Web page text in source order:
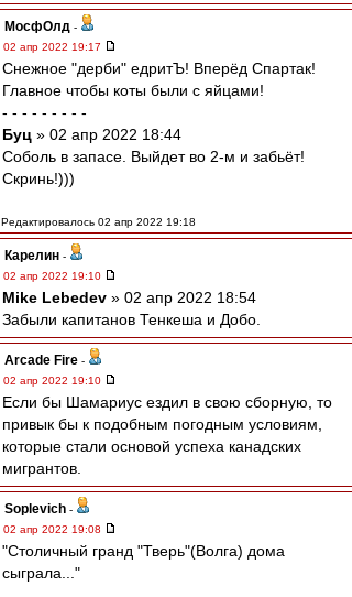
МосфОлд -
02 апр 2022 19:17
Снежное "дерби" едритЪ! Вперёд Спартак!
Главное чтобы коты были с яйцами!
- - - - - - - - -
Буц » 02 апр 2022 18:44
Соболь в запасе. Выйдет во 2-м и забьёт!
Скринь!)))
Редактировалось 02 апр 2022 19:18
Карелин -
02 апр 2022 19:10
Mike Lebedev » 02 апр 2022 18:54
Забыли капитанов Тенкеша и Добо.
Arcade Fire -
02 апр 2022 19:10
Если бы Шамариус ездил в свою сборную, то
привык бы к подобным погодным условиям,
которые стали основой успеха канадских
мигрантов.
Soplevich -
02 апр 2022 19:08
"Столичный гранд "Тверь"(Волга) дома
сыграла..."